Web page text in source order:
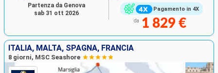
Pagamento in 4X
da 1 829 €
Partenza da Genova
sab 31 ott 2026
ITALIA, MALTA, SPAGNA, FRANCIA
8 giorni, MSC Seashore